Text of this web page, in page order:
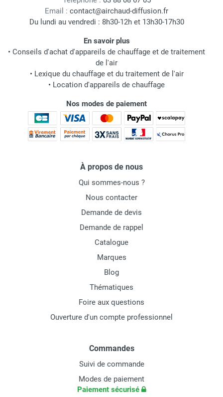
Email : contact@airchaud-diffusion.fr
Du lundi au vendredi : 8h30-12h et 13h30-17h30
En savoir plus
• Conseils d'achat d'appareils de chauffage et de traitement
de l'air
• Lexique du chauffage et du traitement de l'air
• Location d'appareils de chauffage
Nos modes de paiement
À propos de nous
Qui sommes-nous ?
Nous contacter
Demande de devis
Demande de rappel
Catalogue
Marques
Blog
Thématiques
Foire aux questions
Ouverture d'un compte professionnel
Commandes
Suivi de commande
Modes de paiement
Paiement sécurisé